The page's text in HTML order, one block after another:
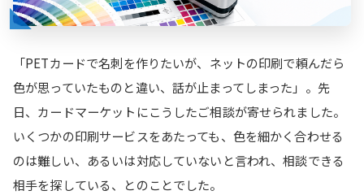
「PETカードで名刺を作りたいが、ネットの印刷で頼んだら
色が思っていたものと違い、話が止まってしまった」。先
日、カードマーケットにこうしたご相談が寄せられました。
いくつかの印刷サービスをあたっても、色を細かく合わせる
のは難しい、あるいは対応していないと言われ、相談できる
相手を探している、とのことでした。